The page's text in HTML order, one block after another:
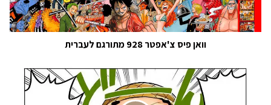
וואן פיס צ'אפטר 928 מתורגם לעברית